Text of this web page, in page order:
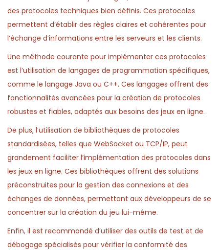
des protocoles techniques bien définis. Ces protocoles
permettent d’établir des règles claires et cohérentes pour
l’échange d’informations entre les serveurs et les clients.
Une méthode courante pour implémenter ces protocoles
est l’utilisation de langages de programmation spécifiques,
comme le langage Java ou C++. Ces langages offrent des
fonctionnalités avancées pour la création de protocoles
robustes et fiables, adaptés aux besoins des jeux en ligne.
De plus, l’utilisation de bibliothèques de protocoles
standardisées, telles que WebSocket ou TCP/IP, peut
grandement faciliter l’implémentation des protocoles dans
les jeux en ligne. Ces bibliothèques offrent des solutions
préconstruites pour la gestion des connexions et des
échanges de données, permettant aux développeurs de se
concentrer sur la création du jeu lui-même.
Enfin, il est recommandé d’utiliser des outils de test et de
débogage spécialisés pour vérifier la conformité des